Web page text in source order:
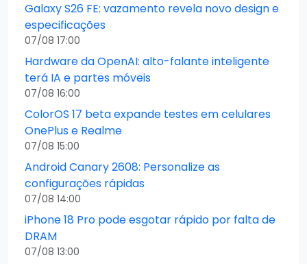
Galaxy S26 FE: vazamento revela novo design e
especificações
07/08 17:00
Hardware da OpenAI: alto-falante inteligente
terá IA e partes móveis
07/08 16:00
ColorOS 17 beta expande testes em celulares
OnePlus e Realme
07/08 15:00
Android Canary 2608: Personalize as
configurações rápidas
07/08 14:00
iPhone 18 Pro pode esgotar rápido por falta de
DRAM
07/08 13:00